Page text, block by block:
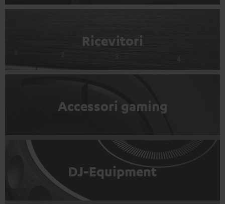
Ricevitori
Accessori gaming
DJ-Equipment